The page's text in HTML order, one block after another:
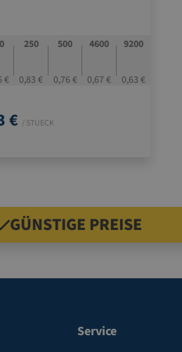
flache, rechteckige Produkte
mit doppelt starker Längsseite
€
250
0,83 €
500
0,76 €
4600
0,67 €
9200
0,63 €
€ / STUECK
GÜNSTIGE PREISE
Service